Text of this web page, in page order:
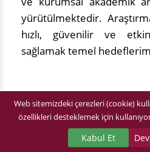
yürütülmektedir.
hızlı, güvenilir ve
sağlamak temel
Elektronik Kaynak
Elektronik Kaynak
üniversitemizin eğitim,
Web sitemizdeki çerezleri (cookie)
özellikleri desteklemek için
Kabul Et